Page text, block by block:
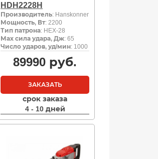
HDH2228H
Производитель: Hanskonner
Мощность, Вт: 2200
Тип патрона: HEX-28
Мах сила удара, Дж: 65
Число ударов, уд/мин: 1000
89990 руб.
ЗАКАЗАТЬ
срок заказа
4 - 10 дней